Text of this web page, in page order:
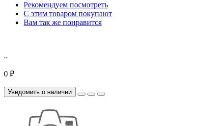
Рекомендуем посмотреть
С этим товаром покупают
Вам так же понравится
..
0 ₽
Уведомить о наличии